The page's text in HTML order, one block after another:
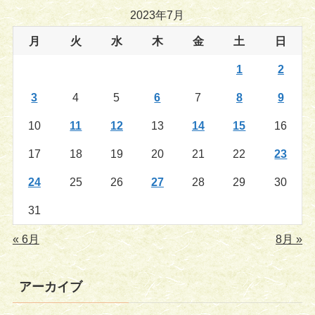
2023年7月
月 火 水 木 金 土 日
1 2
3 4 5 6 7 8 9
10 11 12 13 14 15 16
17 18 19 20 21 22 23
24 25 26 27 28 29 30
31
« 6月 8月 »
アーカイブ